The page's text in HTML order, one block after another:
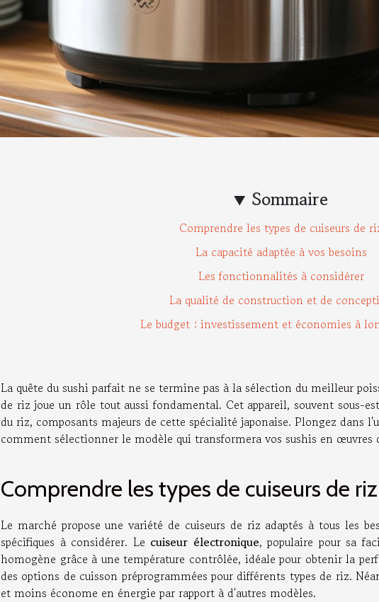
Sommaire
Comprendre les types de cuiseurs de
La capacité adaptée à vos besoins
Les fonctionnalités à considérer
La qualité de construction et de
Le budget : investissement et économies à
La quête du sushi parfait ne se termine pas à la sélection du meilleur
de riz joue un rôle tout aussi fondamental. Cet appareil, souvent sous-
du riz, composants majeurs de cette spécialité japonaise. Plongez dans
comment sélectionner le modèle qui transformera vos sushis en œuvres
Comprendre les types de cuiseurs de riz
Le marché propose une variété de cuiseurs de riz adaptés à tous les
spécifiques à considérer. Le cuiseur électronique, populaire pour sa
homogène grâce à une température contrôlée, idéale pour obtenir la
des options de cuisson préprogrammées pour différents types de riz.
et moins économe en énergie par rapport à d'autres modèles.